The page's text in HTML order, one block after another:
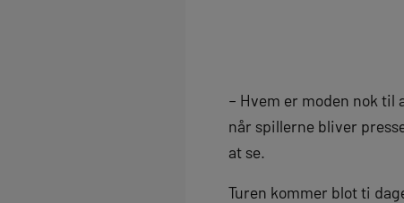
– Hvem er moden nok til
når spillerne bliver
at se.
Turen kommer blot ti